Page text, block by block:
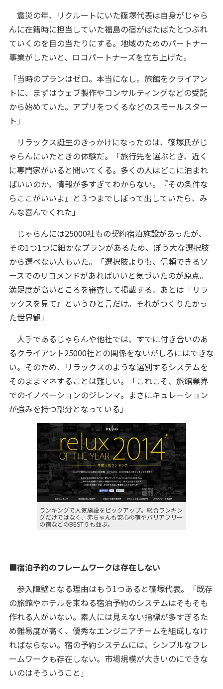
震災の年、リクルートにいた篠塚代表は自身がじゃら
んに在籍時に担当していた福島の宿がばたばたとつぶれ
ていくのを目の当たりにする。地域のためのパートナー
事業がしたいと、ロコパートナーズを立ち上げた。
「当時のプランはゼロ。本当になし。旅館をクライアン
トに、まずはウェブ製作やコンサルティングなどの受託
から始めていた。アプリをつくるなどのスモールスター
ト」
リラックス誕生のきっかけになったのは、篠塚氏がじ
ゃらんにいたときの体験だ。「旅行先を選ぶとき、近く
に専門家がいると聞いてくる。多くの人はどこに泊まれ
ばいいのか、情報が多すぎてわからない。『その条件な
らここがいいよ』と３つまでしぼって出していたら、み
んな喜んでくれた」
じゃらんには25000社もの契約宿泊施設があったが、
その1つ1つに細かなプランがあるため、ぼう大な選択肢
から選べない人もいた。「選択肢よりも、信頼できるソ
ースでのリコメンドがあればいいと気づいたのが原点。
満足度が高いところを審査して掲載する。あとは『リラ
ックスを見て』というひと言だけ。それがつくりたかっ
た世界観」
大手であるじゃらんや他社では、すでに付き合いのあ
るクライアント25000社との関係をないがしろにはできな
い。そのため、リラックスのような選別するシステムを
そのままマネすることは難しい。「これこそ、旅館業界
でのイノベーションのジレンマ。まさにキュレーション
が強みを持つ部分となっている」
ランキングで人気施設をピックアップ。総合ランキン
グだけではなく、赤ちゃんも安心の宿やバリアフリー
の宿などのBEST５も並ぶ。
■宿泊予約のフレームワークは存在しない
参入障壁となる理由はもう1つあると篠塚代表。「既存
の旅館やホテルを束ねる宿泊予約のシステムはそもそも
作れる人がいない。素人には見えない指標が多すぎるた
め難易度が高く、優秀なエンジニアチームを組成しなけ
ればならない。宿の予約システムには、シンプルなフレ
ームワークも存在しない。市場規模が大きいのにできな
いのはそういうこと」